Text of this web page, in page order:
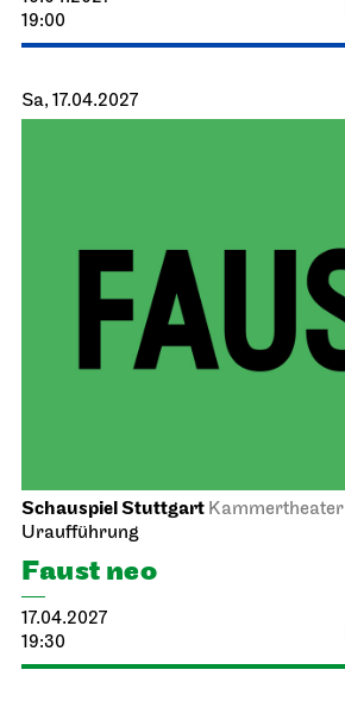
19:00
Sa, 17.04.2027
Schauspiel Stuttgart Kammertheater
Uraufführung
Faust neo
17.04.2027
19:30